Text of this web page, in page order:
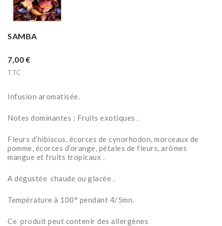
SAMBA
7,00 €
TTC
Infusion aromatisée.
Notes dominantes : Fruits exotiques .
Fleurs d’hibiscus, écorces de cynorhodon, morceaux de
pomme, écorces d’orange, pétales de fleurs, arômes
mangue et fruits tropicaux .
A dégustée chaude ou glacée .
Température à 100° pendant 4/5mn.
Ce produit peut contenir des allergènes